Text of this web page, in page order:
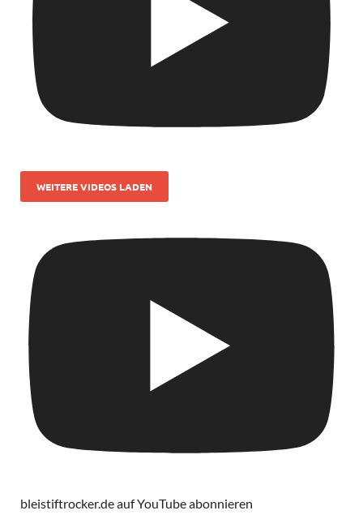
WEITERE VIDEOS LADEN
bleistiftrocker.de auf YouTube abonnieren